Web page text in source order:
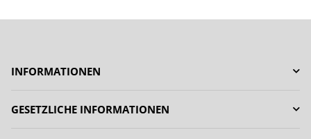
INFORMATIONEN
GESETZLICHE INFORMATIONEN